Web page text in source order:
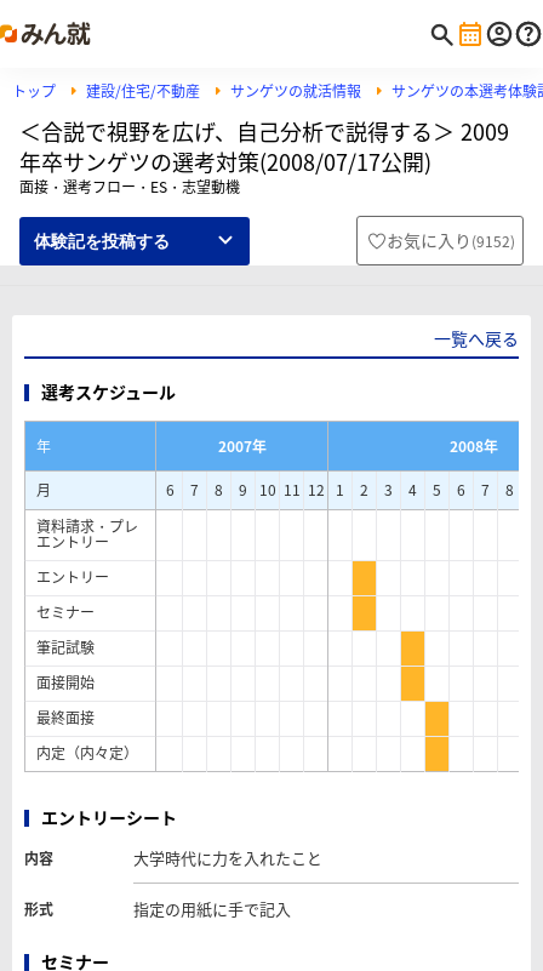
トップ 建設/住宅/不動産 サンゲツの就活情報 サンゲツの本選考体験
＜合説で視野を広げ、自己分析で説得する＞ 2009
年卒サンゲツの選考対策(2008/07/17公開)
面接・選考フロー・ES・志望動機
体験記を投稿する お気に入り (9152)
一覧へ戻る
選考スケジュール
年 2007年
2008年
月
6 7 8 9 10 11 12 1 2 3 4 5 6 7 8
資料請求・プレ
エントリー
エントリー
セミナー
筆記試験
面接開始
最終面接
内定（内々定）
エントリーシート
内容 大学時代に力を入れたこと
形式 指定の用紙に手で記入
セミナー